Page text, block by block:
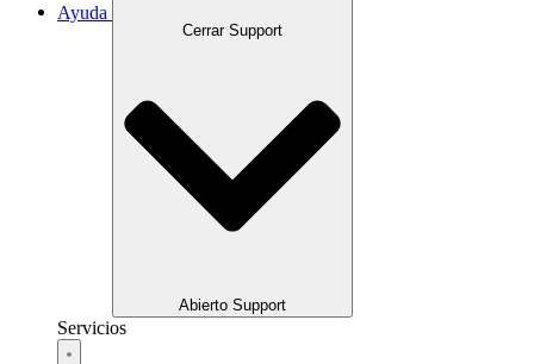
Ayuda
Cerrar Support
Abierto Support
Servicios